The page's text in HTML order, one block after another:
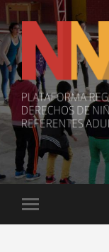
Toggle
mobile